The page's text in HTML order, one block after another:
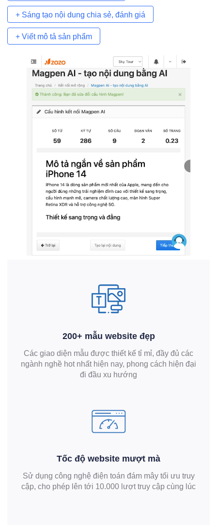
+ Sáng tạo nội dung chia sẻ, đánh giá
+ Viết mô tả sản phẩm
200+ mẫu website đẹp
Các giao diện mẫu được thiết kế tỉ mỉ, đầy đủ các
ngành nghề hot nhất hiện nay, phong cách hiện đại
đi đầu xu hướng
Tốc độ website mượt mà
Sử dụng công nghệ điện toán đám mây tối ưu truy
cập, cho phép lên tới 10.000 lượt truy cập cùng lúc